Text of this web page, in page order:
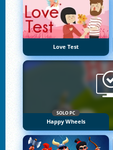
Love Test
SOLO PC
Happy Wheels